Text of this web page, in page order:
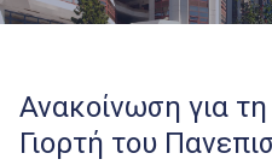
Ανακοίνωση για τη
Γιορτή του